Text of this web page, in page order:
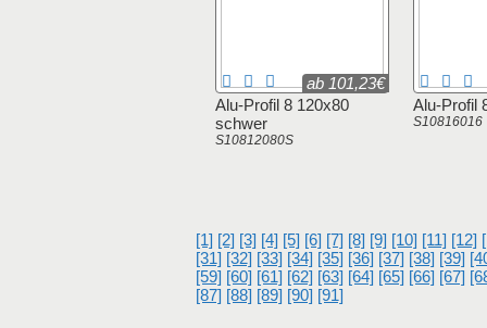
Alu-Profil 8 120x80
schwer
S10812080S
ab 101,23€
Alu-Profil
S10816016
[1] [2] [3] [4] [5] [6] [7] [8] [9] [10] [11] [12]
[31] [32] [33] [34] [35] [36] [37] [38] [39]
[59] [60] [61] [62] [63] [64] [65] [66] [67]
[87] [88] [89] [90] [91]